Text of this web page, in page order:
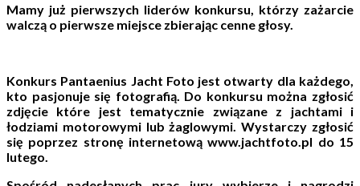
Mamy już pierwszych liderów konkursu, którzy zażarcie
walczą o pierwsze miejsce zbierając cenne głosy.
Konkurs Pantaenius Jacht Foto jest otwarty dla każdego,
kto pasjonuje się fotografią. Do konkursu można zgłosić
zdjęcie które jest tematycznie związane z jachtami i
łodziami motorowymi lub żaglowymi. Wystarczy zgłosić
się poprzez stronę internetową www.jachtfoto.pl do 15
lutego.